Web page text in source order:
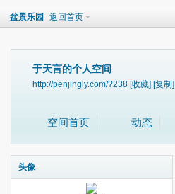
盆景乐园 返回首页
于天言的个人空间
http://penjingly.com/?238 [收藏] [复制]
空间首页 动态
头像